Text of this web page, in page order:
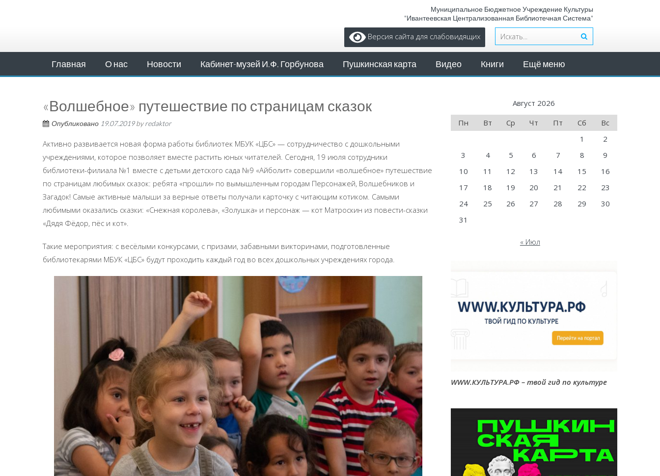
Муниципальное Бюджетное Учреждение Культуры
"Ивантеевская Централизованная Библиотечная Система"
Версия сайта для слабовидящих
Главная О нас Новости Кабинет-музей И.Ф. Горбунова Пушкинская карта Видео Книги Ещё меню
«Волшебное» путешествие по страницам сказок
Опубликовано 19.07.2019byredaktor
Активно развивается новая форма работы библиотек МБУК «ЦБС» — сотрудничество с дошкольными
учреждениями, которое позволяет вместе растить юных читателей. Сегодня, 19 июля сотрудники
библиотеки-филиала №1 вместе с детьми детского сада №9 «Айболит» совершили «волшебное» путешествие
по страницам любимых сказок: ребята «прошли» по вымышленным городам Персонажей, Волшебников и
Загадок! Самые активные малыши за верные ответы получали карточку с читающим котиком. Самыми
любимыми оказались сказки: «Снежная королева», «Золушка» и персонаж — кот Матроскин из повести-сказки
«Дядя Фёдор, пёс и кот».
Такие мероприятия: с весёлыми конкурсами, с призами, забавными викторинами, подготовленные
библиотекарями МБУК «ЦБС» будут проходить каждый год во всех дошкольных учреждениях города.
Август 2026
Пн
Вт Ср Чт Пт Сб
Вс
1
2
3
4 5 6 7 8
9
10
11 12 13 14 15
16
17
18 19 20 21 22
23
24
25 26 27 28 29
30
31
« Июл
WWW.КУЛЬТУРА.РФ – твой гид по культуре